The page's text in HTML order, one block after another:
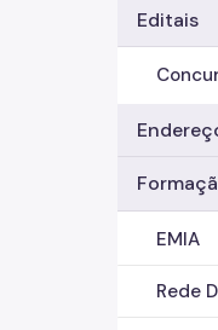
Editais
EMIA
Rede